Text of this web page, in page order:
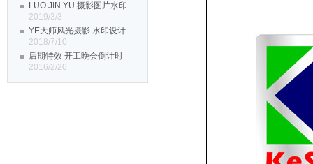
LUO JIN YU 摄影图片水印
2019/3/3
YE大师风光摄影 水印设计
2018/7/10
后期特效 开工晚会倒计时
2016/2/20